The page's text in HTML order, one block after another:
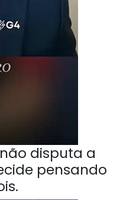
disputa a
pensando